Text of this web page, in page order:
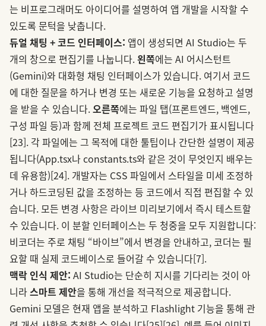
는 비프로그래머도 아이디어를 설명하여 앱 개발을 시작할 수
있도록 문턱을 낮춥니다.
듀얼 채팅 + 코드 인터페이스: 앱이 생성되면 AI Studio는 두
개의 창으로 편집기를 나눕니다.왼쪽에는 AI 어시스턴트
(Gemini)와 대화형 채팅 인터페이스가 있습니다. 여기서 코드
에 대한 질문을 하거나 변경 또는 새로운 기능을 요청하고 설명
을 받을 수 있습니다.오른쪽에는 파일 탭(프론트엔드, 백엔드,
구성 파일 등)과 함께 전체 프로젝트 코드 편집기가 표시됩니다
[23]. 각 파일에는 그 목적에 대한 툴팁이나 간단한 설명이 제공
됩니다(App.tsx나 constants.ts와 같은 것이 무엇인지 배우는
데 유용함)[24]. 개발자는 CSS 파일에서 스타일을 미세 조정하
거나 하드코딩된 값을 조정하는 등 코드에서 직접 편집할 수 있
습니다. 모든 변경 사항은 라이브 미리보기에서 즉시 테스트할
수 있습니다. 이 분할 인터페이스는 두 청중을 모두 지원합니다:
비코더는 주로 채팅 “바이브”에서 변경을 안내하고, 코더는 필
요할 때 실제 코드베이스로 들어갈 수 있습니다[7].
맥락 인식 제안: AI Studio는 단순히 지시를 기다리는 것이 아
니라스마트 제안을 통해 개선을 적극적으로 제공합니다.
Gemini 모델은 현재 앱을 분석하고 Flashlight 기능을 통해 관